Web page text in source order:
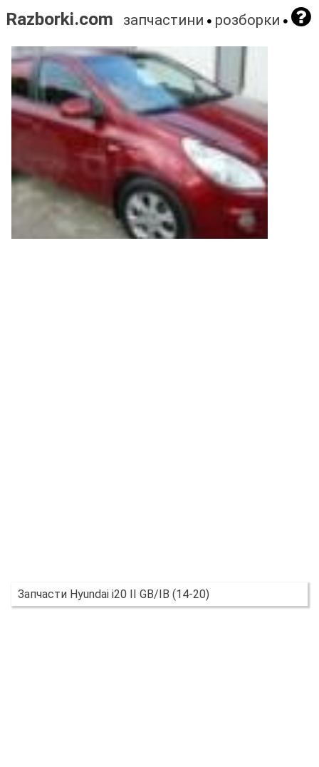
Razborki.com запчастини розборки
Запчасти Hyundai i20 II GB/IB (14-20)